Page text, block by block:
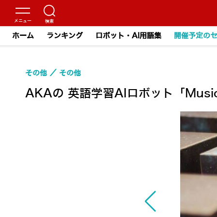
ホーム ランキング ロボット・AI用語集 開催予定の
AKAの 英語学習AIロボット「
その他 その他